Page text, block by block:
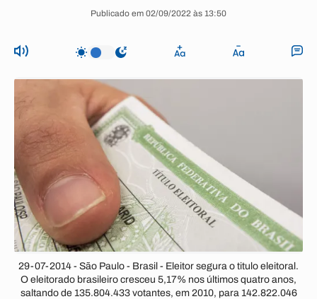
Publicado em 02/09/2022 às 13:50
29-07-2014 - São Paulo - Brasil - Eleitor segura o titulo eleitoral.
O eleitorado brasileiro cresceu 5,17% nos últimos quatro anos,
saltando de 135.804.433 votantes, em 2010, para 142.822.046